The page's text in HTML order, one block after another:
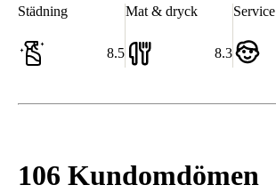
Städning
8.5
Mat & dryck
8.3
Service
106 Kundomdömen